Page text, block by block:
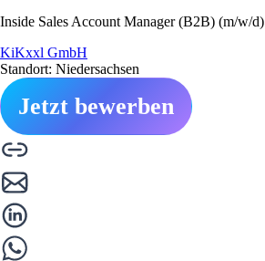
Inside Sales Account Manager (B2B) (m/w/d)
KiKxxl GmbH
Standort: Niedersachsen
Jetzt bewerben